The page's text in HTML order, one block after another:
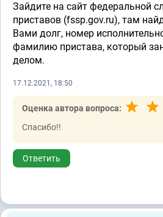
Зайдите на сайт федеральной
приставов (fssp.gov.ru), там
Вами долг, номер
фамилию пристава, который
делом.
17.12.2021, 18:50
Оценка автора вопроса:
Спасибо!!
Ответить